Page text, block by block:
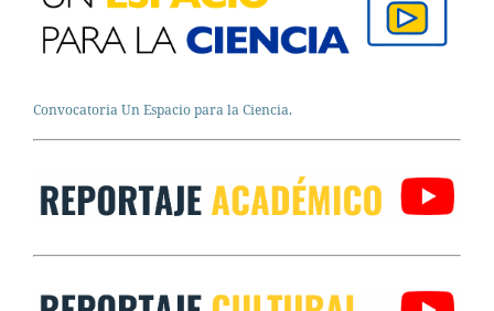
Convocatoria Un Espacio para la Ciencia.